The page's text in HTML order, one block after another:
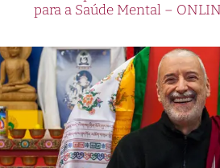
para a Saúde Mental –